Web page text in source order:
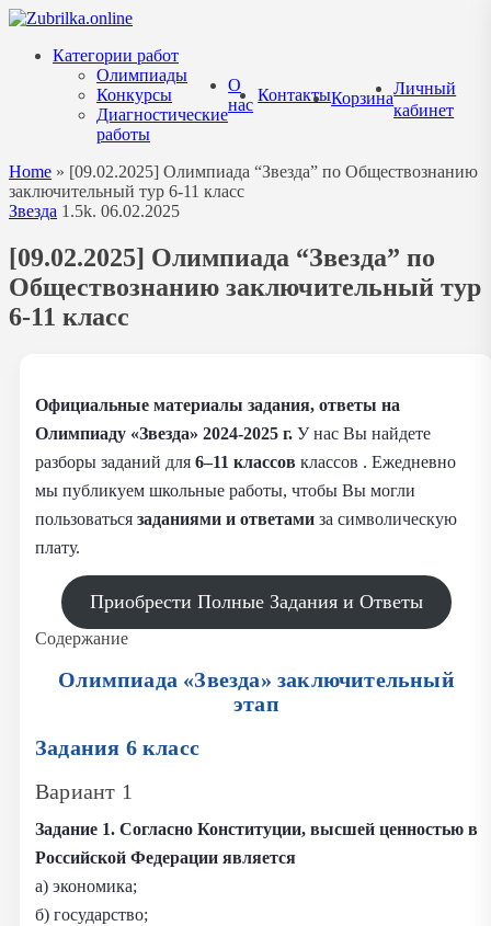
Перейти
содержанию
Категории работ
Олимпиады
Конкурсы
Диагностические
работы
О
нас
КонтактыКорзина
Личный
кабинет
Home » [09.02.2025] Олимпиада “Звезда” по Обществознанию
заключительный тур 6-11 класс
Звезда 1.5k. 06.02.2025
[09.02.2025] Олимпиада “Звезда” по
Обществознанию заключительный тур
6-11 класс
Официальные материалы задания, ответы на
Олимпиаду «Звезда» 2024-2025 г. У нас Вы найдете
разборы заданий для 6–11 классов классов . Ежедневно
мы публикуем школьные работы, чтобы Вы могли
пользоваться заданиями и ответами за символическую
плату.
Приобрести Полные Задания и Ответы
Содержание
Олимпиада «Звезда» заключительный
этап
Задания 6 класс
Вариант 1
Задание 1. Согласно Конституции, высшей ценностью в
Российской Федерации является
а) экономика;
б) государство;